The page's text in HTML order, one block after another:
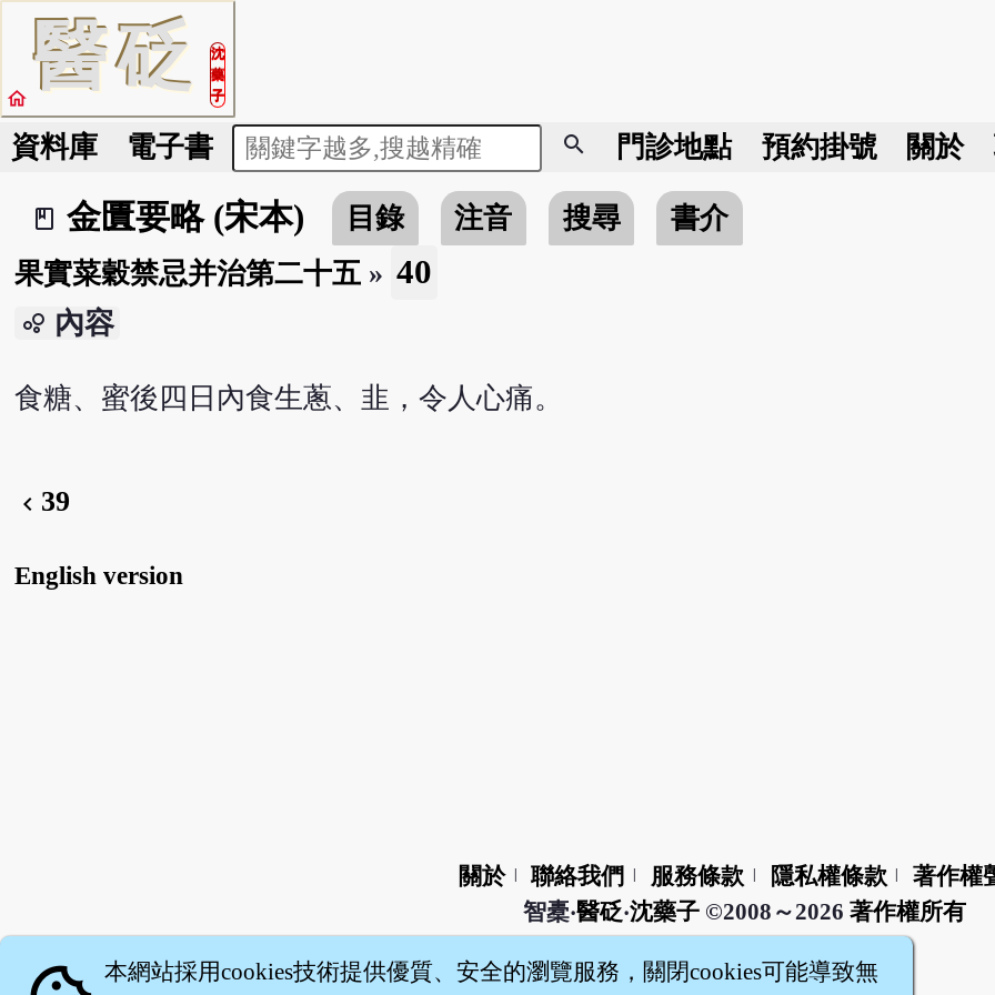
醫砭
沈
藥
子
home
資料庫 電子書 search 門診地點 預約掛號 關於
book_2
金匱要略 (宋本) 目錄 注音 搜尋
書介
果實菜穀禁忌并治第二十五» 40
bubble_chart 內容
食糖、蜜後四日內食生蔥、韭，令人心痛。
chevron_left 39
English version
關於 聯絡我們 服務條款 隱私權條款
著作權
智橐‧醫砭‧沈藥子©2008～2026 著作權所有
本網站採用cookies技術提供優質、安全的瀏覽服務，關閉cookies可能導致無